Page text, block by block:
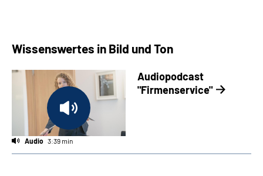
Wissenswertes in Bild und Ton
Audiopodcast
"Firmenservice"
Audio 3:39 min